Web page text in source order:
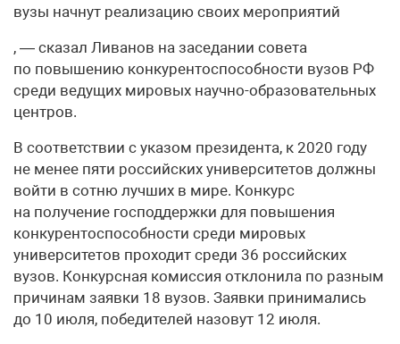
вузы начнут реализацию своих мероприятий
, — сказал Ливанов на заседании совета
по повышению конкурентоспособности вузов РФ
среди ведущих мировых научно-образовательных
центров.
В соответствии с указом президента, к 2020 году
не менее пяти российских университетов должны
войти в сотню лучших в мире. Конкурс
на получение господдержки для повышения
конкурентоспособности среди мировых
университетов проходит среди 36 российских
вузов. Конкурсная комиссия отклонила по разным
причинам заявки 18 вузов. Заявки принимались
до 10 июля, победителей назовут 12 июля.